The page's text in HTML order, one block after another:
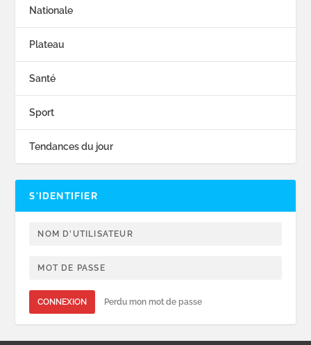
Nationale
Plateau
Santé
Sport
Tendances du jour
S’IDENTIFIER
CONNEXION Perdu mon mot de passe